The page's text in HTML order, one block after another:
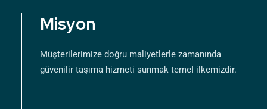
Misyon
Müşterilerimize doğru maliyetlerle zamanında
güvenilir taşıma hizmeti sunmak temel ilkemizdir.